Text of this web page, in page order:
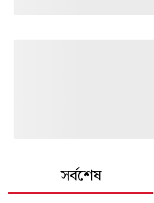
সর্বশেষ